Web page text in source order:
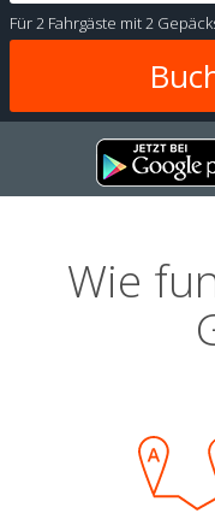
Für2 Fahrgäste mit2
Wie